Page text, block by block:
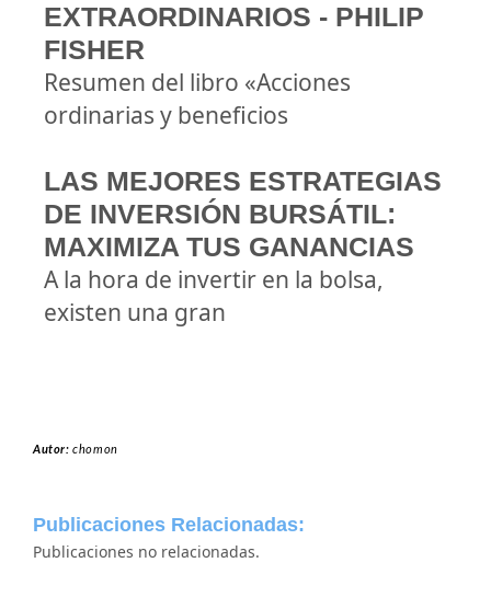
EXTRAORDINARIOS - PHILIP
FISHER
Resumen del libro «Acciones
ordinarias y beneficios
LAS MEJORES ESTRATEGIAS
DE INVERSIÓN BURSÁTIL:
MAXIMIZA TUS GANANCIAS
A la hora de invertir en la bolsa,
existen una gran
Autor:chomon
Publicaciones Relacionadas:
Publicaciones no relacionadas.